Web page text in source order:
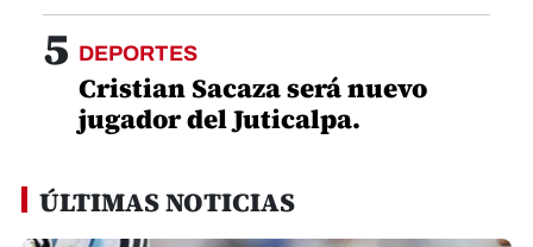
5 DEPORTES
Cristian Sacaza será nuevo
jugador del Juticalpa.
ÚLTIMAS NOTICIAS